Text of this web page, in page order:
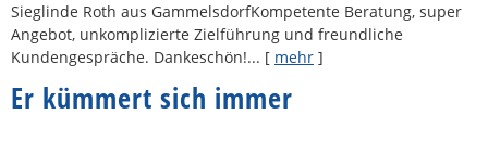
Sieglinde Roth aus GammelsdorfKompetente Beratung, super
Angebot, unkomplizierte Zielführung und freundliche
Kundengespräche. Dankeschön!... [ mehr ]
Er kümmert sich immer